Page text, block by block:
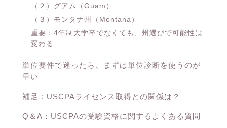
（２）グアム（Guam）
（３）モンタナ州（Montana）
重要：4年制大学卒でなくても、州選びで可能性は
変わる
単位要件で迷ったら、まずは単位診断を使うのが
早い
補足：USCPAライセンス取得との関係は？
Q＆A：USCPAの受験資格に関するよくある質問